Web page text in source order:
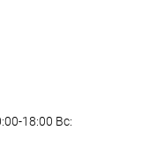
18:00 Вс: